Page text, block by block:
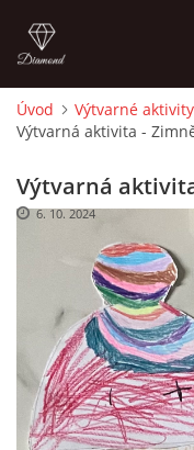
ÚVOD
O MĚ
FOTOALBUM
DĚJINY VÝTVARNÉHO
NOVINKY ZE ŠKOLSTVÍ
Úvod
Výtvarné
Výtvarná aktivita -
Výtvarná
6. 10. 2024